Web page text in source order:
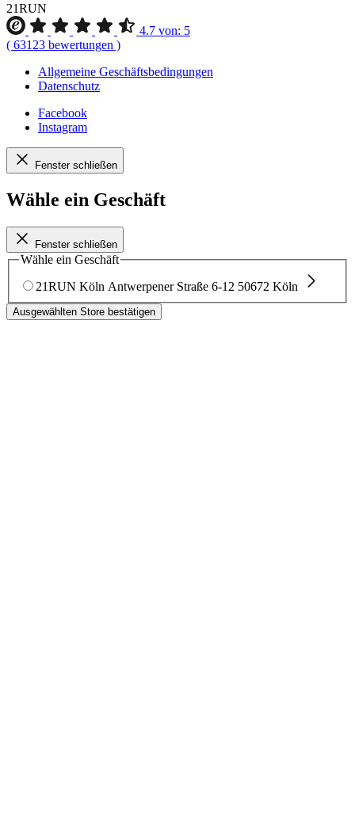
21RUN
4.7 von: 5
( 63123 bewertungen )
Allgemeine Geschäftsbedingungen
Datenschutz
Facebook
Instagram
Fenster schließen
Wähle ein Geschäft
Fenster schließen
Wähle ein Geschäft
21RUN Köln Antwerpener Straße 6-12 50672 Köln
Ausgewählten Store bestätigen